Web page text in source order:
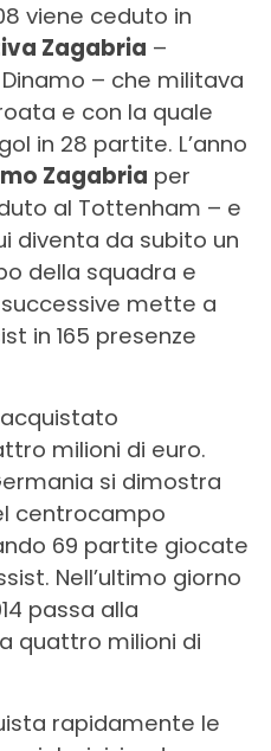
viene ceduto in
Zagabria –
– che militava
e con la quale
in 28 partite. L’anno
Zagabria per
al Tottenham – e
diventa da subito un
della squadra e
mette a
in 165 presenze
acquistato
milioni di euro.
si dimostra
centrocampo
69 partite giocate
Nell’ultimo giorno
passa alla
quattro milioni di
rapidamente le